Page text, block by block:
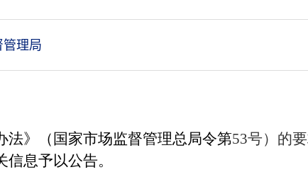
理局
法》（国家市场监督管理总局令第53号）的
息予以公告。